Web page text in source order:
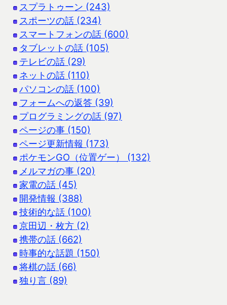
スプラトゥーン (243)
スポーツの話 (234)
スマートフォンの話 (600)
タブレットの話 (105)
テレビの話 (29)
ネットの話 (110)
パソコンの話 (100)
フォームへの返答 (39)
プログラミングの話 (97)
ページの事 (150)
ページ更新情報 (173)
ポケモンGO（位置ゲー） (132)
メルマガの事 (20)
家電の話 (45)
開発情報 (388)
技術的な話 (100)
京田辺・枚方 (2)
携帯の話 (662)
時事的な話題 (150)
将棋の話 (66)
独り言 (89)